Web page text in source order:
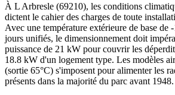
À L Arbresle (69210), les conditions
dictent le cahier des charges de toute
Avec une température extérieure de base de
jours unifiés, le dimensionnement doit
puissance de 21 kW pour couvrir les
18.8 kW d'un logement type. Les modèles
(sortie 65°C) s'imposent pour alimenter les
présents dans la majorité du parc avant 1948.